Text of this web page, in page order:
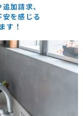
加請求、
安を感じる
す！